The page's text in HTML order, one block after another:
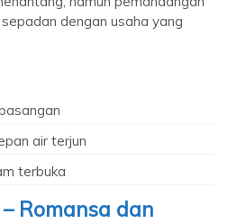
dengan usaha yang
air terjun
terbuka
Romansa dan